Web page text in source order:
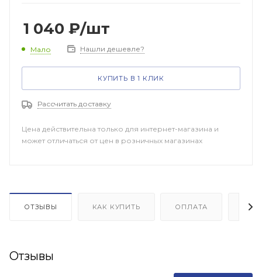
1 040 ₽/шт
Мало Нашли дешевле?
КУПИТЬ В 1 КЛИК
Рассчитать доставку
Цена действительна только для интернет-магазина и
может отличаться от цен в розничных магазинах
ОТЗЫВЫ КАК КУПИТЬ ОПЛАТА
Отзывы